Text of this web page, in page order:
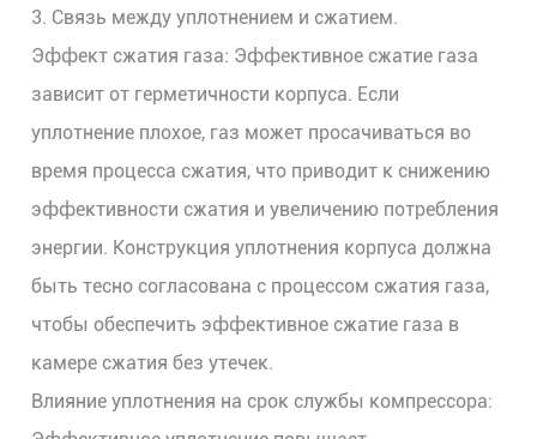
3. Связь между уплотнением и сжатием.
Эффект сжатия газа: Эффективное сжатие газа
зависит от герметичности корпуса. Если
уплотнение плохое, газ может просачиваться во
время процесса сжатия, что приводит к снижению
эффективности сжатия и увеличению потребления
энергии. Конструкция уплотнения корпуса должна
быть тесно согласована с процессом сжатия газа,
чтобы обеспечить эффективное сжатие газа в
камере сжатия без утечек.
Влияние уплотнения на срок службы компрессора: